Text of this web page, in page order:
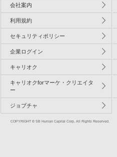
会社案内
利用規約
セキュリティポリシー
企業ログイン
キャリオク
キャリオクforマーケ・クリエイタ
ー
ジョブチャ
COPYRIGHT © SB Human Capital Corp. All Rights Reserved.